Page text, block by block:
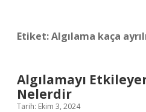
Etiket:Algılama kaça
Algılamayı
Nelerdir
Tarih: Ekim 3, 2024